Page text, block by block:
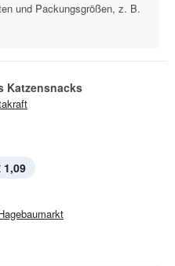
und Packungsgrößen, z. B.
Katzensnacks
1,09